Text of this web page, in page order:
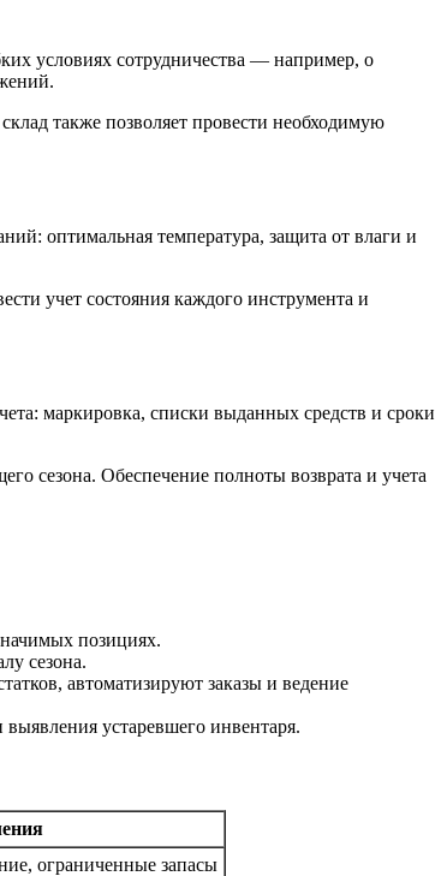
условиях сотрудничества — например, о
также позволяет провести необходимую
оптимальная температура, защита от влаги и
учет состояния каждого инструмента и
маркировка, списки выданных средств и сроки
сезона. Обеспечение полноты возврата и учета
позициях.
сезона.
автоматизируют заказы и ведение
устаревшего инвентаря.
ограниченные запасы